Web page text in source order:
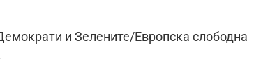
и Зелените/Европска слободна